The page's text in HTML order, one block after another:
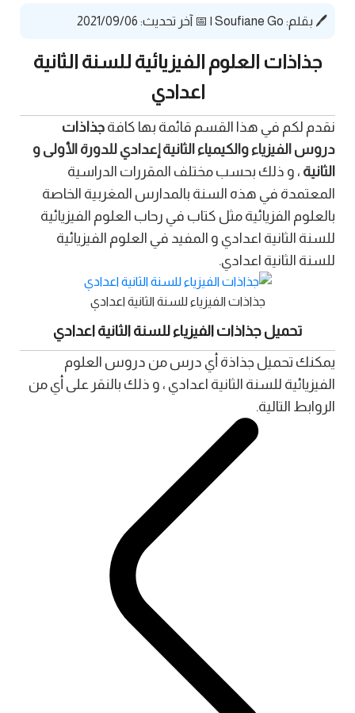
🖊️ بقلم: Soufiane Go
| 📅 آخر تحديث: 2021/09/06
جذاذات العلوم الفيزيائية للسنة الثانية
اعدادي
نقدم لكم في هذا القسم قائمة بها كافة جذاذات
دروس الفيزياء والكيمياء الثانية إعدادي للدورة الأولى و
الثانية ، و ذلك بحسب مختلف المقررات الدراسية
المعتمدة في هذه السنة بالمدارس المغربية الخاصة
بالعلوم الفزيائية مثل كتاب في رحاب العلوم الفيزيائية
للسنة الثانية اعدادي و المفيد في العلوم الفيزيائية
للسنة الثانية اعدادي.
جذاذات الفيزياء للسنة الثانية اعدادي
تحميل جذاذات الفيزياء للسنة الثانية اعدادي
يمكنك تحميل جذاذة أي درس من دروس العلوم
الفيزيائية للسنة الثانية اعدادي ، و ذلك بالنقر على أي من
الروابط التالية.